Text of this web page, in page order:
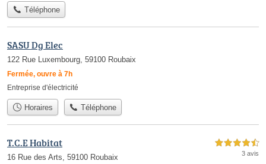
Téléphone
SASU Dg Elec
122 Rue Luxembourg, 59100 Roubaix
Fermée, ouvre à 7h
Entreprise d'électricité
Horaires Téléphone
T.C.E Habitat
16 Rue des Arts, 59100 Roubaix
4,5 étoiles sur 5
3 avis